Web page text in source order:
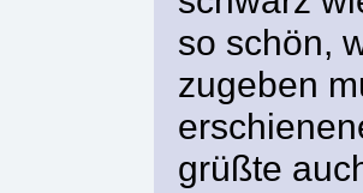
so schön,
zugeben
grüßte